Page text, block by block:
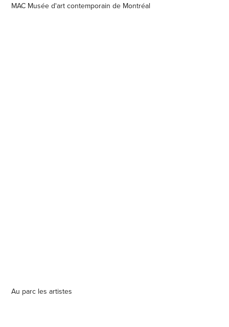
MAC Musée d'art contemporain de Montréal
Au parc les artistes